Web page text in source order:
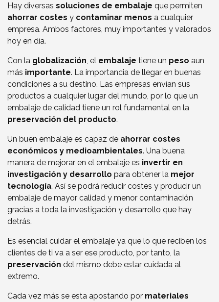
Hay diversas soluciones de embalaje que permiten
ahorrar costes y contaminar menos a cualquier
empresa. Ambos factores, muy importantes y valorados
hoy en día.
Con la globalización, el embalaje tiene un peso aun
más importante. La importancia de llegar en buenas
condiciones a su destino. Las empresas envían sus
productos a cualquier lugar del mundo, por lo que un
embalaje de calidad tiene un rol fundamental en la
preservación del producto.
Un buen embalaje es capaz de ahorrar costes
económicos y medioambientales. Una buena
manera de mejorar en el embalaje es invertir en
investigación y desarrollo para obtener la mejor
tecnología. Así se podrá reducir costes y producir un
embalaje de mayor calidad y menor contaminación
gracias a toda la investigación y desarrollo que hay
detrás.
Es esencial cuidar el embalaje ya que lo que reciben los
clientes de ti va a ser ese producto, por tanto, la
preservación del mismo debe estar cuidada al
extremo.
Cada vez más se esta apostando por materiales